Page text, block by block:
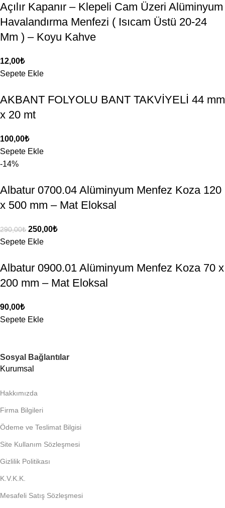
Açılır Kapanır – Klepeli Cam Üzeri Alüminyum
Havalandırma Menfezi ( Isıcam Üstü 20-24
Mm ) – Koyu Kahve
12,00₺
Sepete Ekle
AKBANT FOLYOLU BANT TAKVİYELİ 44 mm
x 20 mt
100,00₺
Sepete Ekle
-14%
Albatur 0700.04 Alüminyum Menfez Koza 120
x 500 mm – Mat Eloksal
290,00₺ 250,00₺
Sepete Ekle
Albatur 0900.01 Alüminyum Menfez Koza 70 x
200 mm – Mat Eloksal
90,00₺
Sepete Ekle
Sosyal Bağlantılar
Kurumsal
Hakkımızda
Firma Bilgileri
Ödeme ve Teslimat Bilgisi
Site Kullanım Sözleşmesi
Gizlilik Politikası
K.V.K.K.
Mesafeli Satış Sözleşmesi